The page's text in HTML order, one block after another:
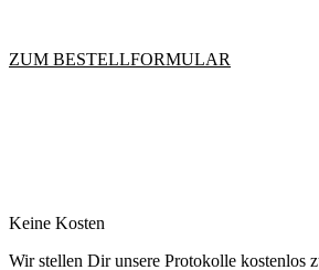
ZUM BESTELLFORMULAR
Keine Kosten
Wir stellen Dir unsere Protokolle kostenlos